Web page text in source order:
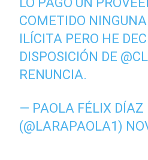
COMETIDO
ILÍCITA PERO HE
DISPOSICIÓN DE
RENUNCIA.
— PAOLA FÉLIX DÍAZ
(@LARAPAOLA1)